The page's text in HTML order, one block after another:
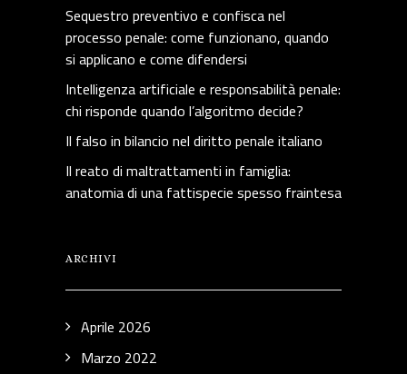
Sequestro preventivo e confisca nel
processo penale: come funzionano, quando
si applicano e come difendersi
Intelligenza artificiale e responsabilità penale:
chi risponde quando l’algoritmo decide?
Il falso in bilancio nel diritto penale italiano
Il reato di maltrattamenti in famiglia:
anatomia di una fattispecie spesso fraintesa
ARCHIVI
Aprile 2026
Marzo 2022